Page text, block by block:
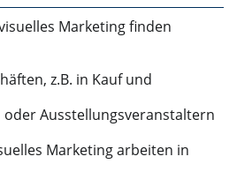
Marketing finden
z.B. in Kauf­ und
oder Ausstellungsveranstaltern
Marketing arbeiten in